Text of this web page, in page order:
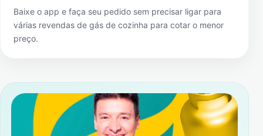
Baixe o app e faça seu pedido sem precisar ligar para
várias revendas de gás de cozinha para cotar o menor
preço.